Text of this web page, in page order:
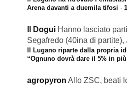
Arena davanti a duemila tifosi ·
Il Dogui Hanno lasciato
Segafredo (40ina di partite),
Il Lugano riparte dalla propria
“Ognuno dovrà dare il 5% in
agropyron Allo ZSC, beati